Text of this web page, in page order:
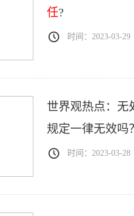
任?
时间：2023-03-29
世界观热点：无
规定一律无效吗
时间：2023-03-28